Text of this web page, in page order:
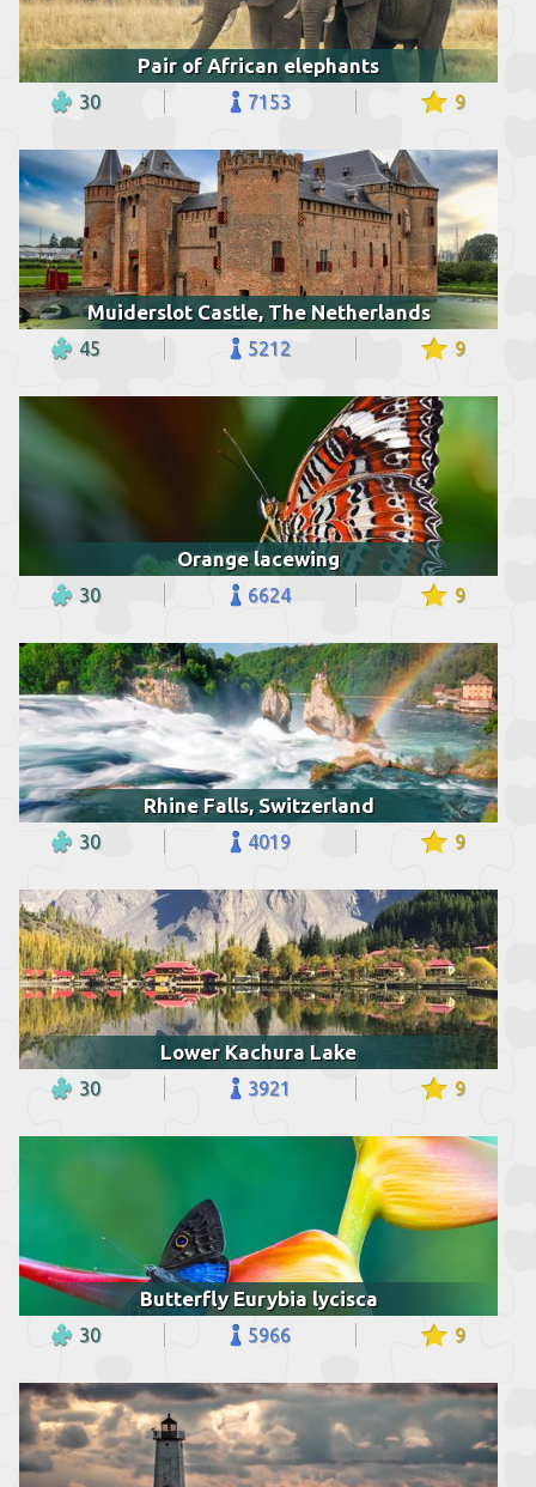
Pair of African elephants
30 7153 9
Muiderslot Castle, The Netherlands
45 5212 9
Orange lacewing
30 6624 9
Rhine Falls, Switzerland
30 4019 9
Lower Kachura Lake
30 3921 9
Butterfly Eurybia lycisca
30 5966 9